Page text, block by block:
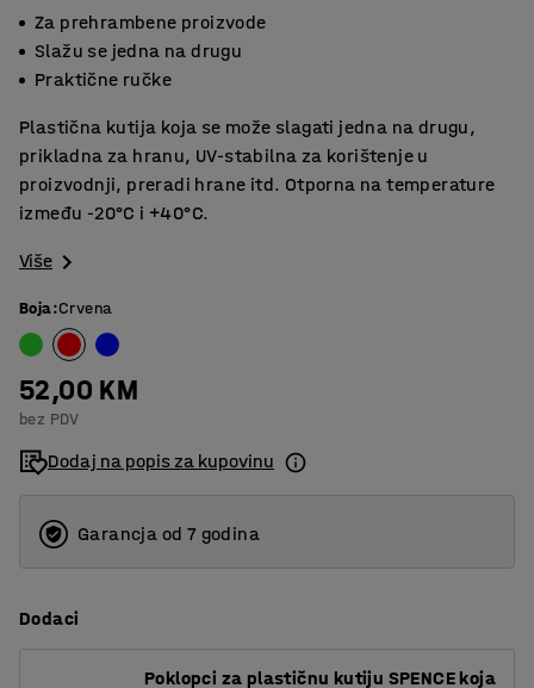
Za prehrambene proizvode
Slažu se jedna na drugu
Praktične ručke
Plastična kutija koja se može slagati jedna na drugu,
prikladna za hranu, UV-stabilna za korištenje u
proizvodnji, preradi hrane itd. Otporna na temperature
između -20°C i +40°C.
Više
Boja:Crvena
52,00 KM
bez PDV
Dodaj na popis za kupovinu
Garancja od 7 godina
Dodaci
Poklopci za plastičnu kutiju SPENCE koja